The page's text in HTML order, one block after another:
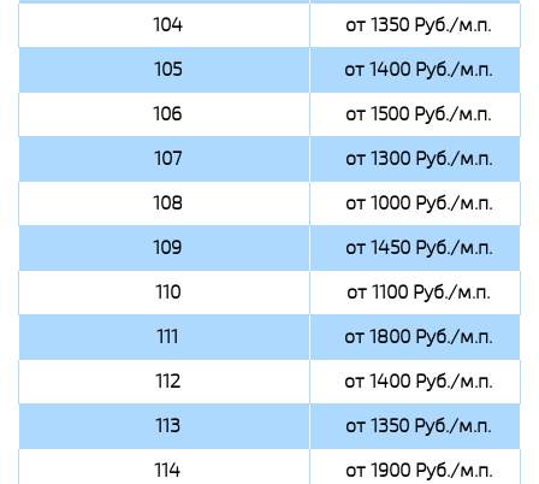
104
от 1350 Руб./м.п.
105
от 1400 Руб./м.п.
106
от 1500 Руб./м.п.
107
от 1300 Руб./м.п.
108
от 1000 Руб./м.п.
109
от 1450 Руб./м.п.
110
от 1100 Руб./м.п.
111
от 1800 Руб./м.п.
112
от 1400 Руб./м.п.
113
от 1350 Руб./м.п.
114
от 1900 Руб./м.п.